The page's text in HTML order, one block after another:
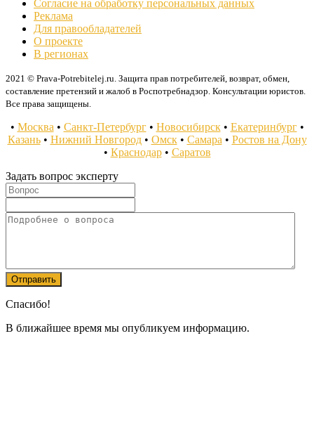
Согласие на обработку персональных данных
Реклама
Для правообладателей
О проекте
В регионах
2021 © Prava-Potrebitelej.ru. Защита прав потребителей, возврат, обмен,
составление претензий и жалоб в Роспотребнадзор. Консультации юристов.
Все права защищены.
• Москва • Санкт-Петербург• Новосибирск• Екатеринбург•
Казань• Нижний Новгород• Омск• Самара • Ростов на Дону
• Краснодар• Саратов
Задать вопрос эксперту
Спасибо!
В ближайшее время мы опубликуем информацию.